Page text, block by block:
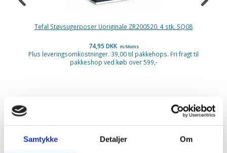
Samtykke Detaljer Om
Tefal Støvsugerposer Uoriginale ZR200520. 4 stk. SQ08
74,95 DKK m/Moms
Plus leveringsomkostninger. 39,00 til pakkehops. Fri fragt til
pakkeshop ved køb over 599,-
Asea Skandia